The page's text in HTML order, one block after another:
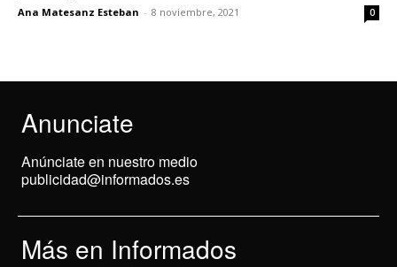
Ana Matesanz Esteban - 8 noviembre, 2021 0
Anunciate
Anúnciate en nuestro medio
publicidad@informados.es
Más en Informados